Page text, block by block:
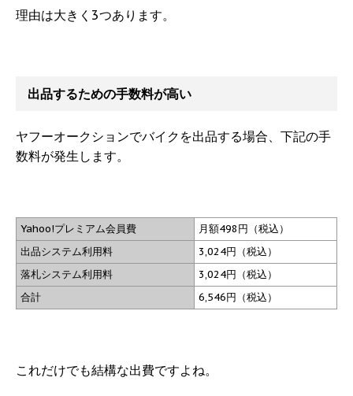
理由は大きく3つあります。
出品するための手数料が高い
ヤフーオークションでバイクを出品する場合、下記の手
数料が発生します。
Yahoo!プレミアム会員費
月額498円（税込）
出品システム利用料
3,024円（税込）
落札システム利用料
3,024円（税込）
合計
6,546円（税込）
これだけでも結構な出費ですよね。